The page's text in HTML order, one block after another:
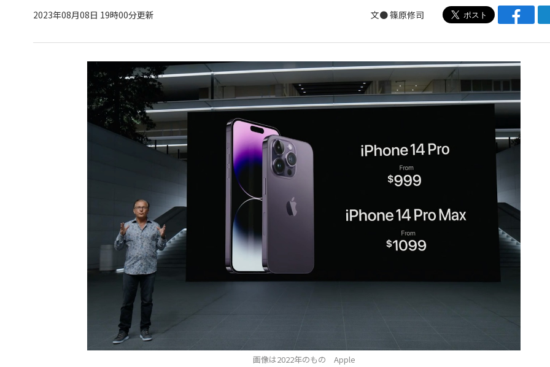
2023年08月08日 19時00分更新 文● 篠原修司
画像は2022年のもの Apple